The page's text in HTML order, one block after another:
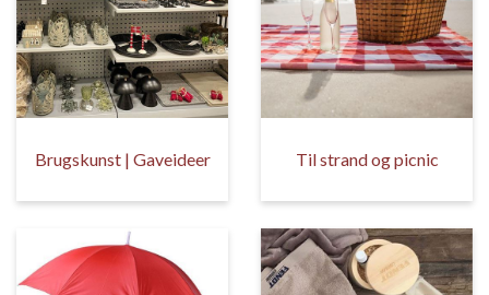
Brugskunst | Gaveideer Til strand og picnic